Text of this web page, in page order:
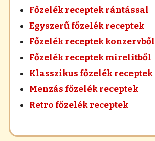
Főzelék receptek rántással
Egyszerű főzelék receptek
Főzelék receptek konzervből
Főzelék receptek mirelitből
Klasszikus főzelék receptek
Menzás főzelék receptek
Retro főzelék receptek